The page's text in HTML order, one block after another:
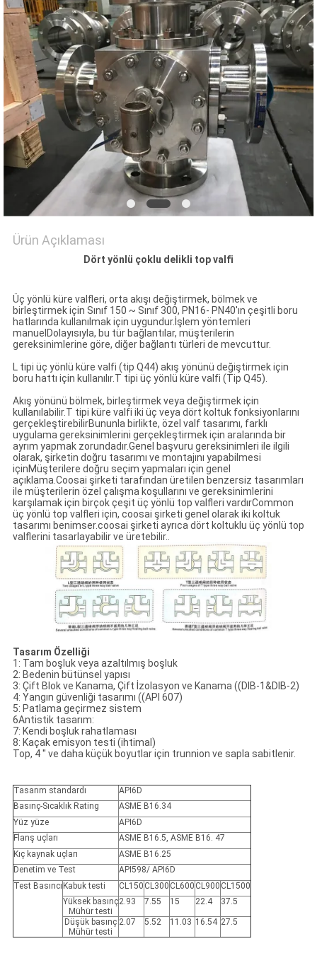
SITE
HARITASI
PRIVACY
POLICY
Ürün Açıklaması
Dört yönlü çoklu delikli top valfi
Üç yönlü küre valfleri, orta akışı değiştirmek, bölmek ve
birleştirmek için Sınıf 150 ~ Sınıf 300, PN16- PN40'ın çeşitli boru
hatlarında kullanılmak için uygundur.İşlem yöntemleri
manuelDolayısıyla, bu tür bağlantılar, müşterilerin
gereksinimlerine göre, diğer bağlantı türleri de mevcuttur.
L tipi üç yönlü küre valfi (tip Q44) akış yönünü değiştirmek için
boru hattı için kullanılır.T tipi üç yönlü küre valfi (Tip Q45).
Akış yönünü bölmek, birleştirmek veya değiştirmek için
kullanılabilir.T tipi küre valfi iki üç veya dört koltuk fonksiyonlarını
gerçekleştirebilirBununla birlikte, özel valf tasarımı, farklı
uygulama gereksinimlerini gerçekleştirmek için aralarında bir
ayrım yapmak zorundadır.Genel başvuru gereksinimleri ile ilgili
olarak, şirketin doğru tasarımı ve montajını yapabilmesi
içinMüşterilere doğru seçim yapmaları için genel
açıklama.Coosai şirketi tarafından üretilen benzersiz tasarımları
ile müşterilerin özel çalışma koşullarını ve gereksinimlerini
karşılamak için birçok çeşit üç yönlü top valfleri vardırCommon
üç yönlü top valfleri için, coosai şirketi genel olarak iki koltuk
tasarımı benimser.coosai şirketi ayrıca dört koltuklu üç yönlü top
valflerini tasarlayabilir ve üretebilir..
Tasarım Özelliği
1: Tam boşluk veya azaltılmış boşluk
2: Bedenin bütünsel yapısı
3: Çift Blok ve Kanama, Çift İzolasyon ve Kanama ((DIB-1&DIB-2)
4: Yangın güvenliği tasarımı ((API 607)
5: Patlama geçirmez sistem
6Antistik tasarım:
7: Kendi boşluk rahatlaması
8: Kaçak emisyon testi (ihtimal)
Top, 4 ′′ ve daha küçük boyutlar için trunnion ve sapla sabitlenir.
Tasarım standardı
API6D
Basınç-Sıcaklık Rating
ASME B16.34
Yüz yüze
API6D
Flanş uçları
ASME B16.5, ASME B16. 47
Kıç kaynak uçları
ASME B16.25
Denetim ve Test
API598/ API6D
Test Basıncı Kabuk testi CL150 CL300 CL600 CL900 CL1500
Yüksek basınç
Mühür testi
2.93 7.55 15 22.4 37.5
Düşük basınç
Mühür testi
2.07 5.52 11.03 16.54 27.5